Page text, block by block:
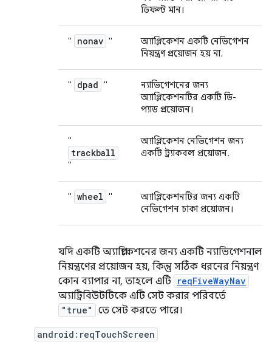
ডিফল্ট মান।
" nonav "
অ্যাপ্লিকেশন একটি নেভিগেশন
নিয়ন্ত্রণ প্রয়োজন হয় না.
" dpad "
ন্যাভিগেশনের জন্য
অ্যাপ্লিকেশনটির একটি ডি-
প্যাড প্রয়োজন।
"
trackball
"
অ্যাপ্লিকেশন নেভিগেশন জন্য
একটি ট্র্যাকবল প্রয়োজন.
" wheel "
অ্যাপ্লিকেশনটির জন্য একটি
নেভিগেশন চাকা প্রয়োজন।
যদি একটি অ্যাপ্লিকেশনের জন্য একটি ন্যাভিগেশনাল
নিয়ন্ত্রণের প্রয়োজন হয়, কিন্তু সঠিক ধরনের নিয়ন্ত্রণ
কোন ব্যাপার না, তাহলে এটি reqFiveWayNav
অ্যাট্রিবিউটটিকে এটি সেট করার পরিবর্তে
"true" তে সেট করতে পারে।
android:reqTouchScreen